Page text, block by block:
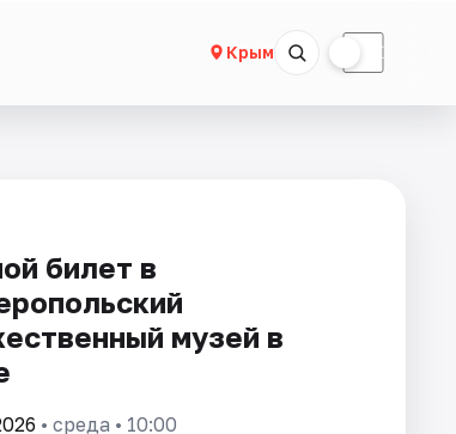
Крым ☾
билет в
музей в
• среда • 10:00